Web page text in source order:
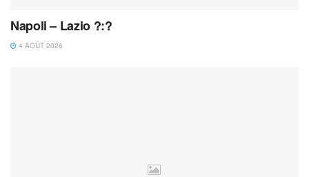
Napoli – Lazio ?:?
4 AOÛT 2026